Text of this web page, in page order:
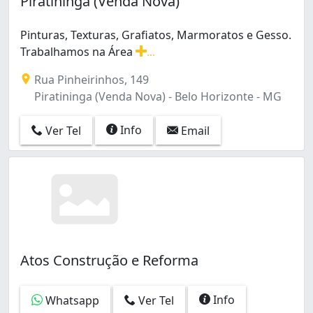
Calafate (1)
Candelária (1)
Cardoso (Barreiro) (1)
Carlos Prates (6)
Casa Branca (2)
Castelo (7)
Centro (14)
Cidade Nova (1)
Colégio Batista (1)
Estrela do Oriente (1)
Floramar (1)
Floresta (3)
Pinturas, Texturas, Grafiatos, Marmoratos e Gesso.
Trabalhamos na Área
Rua Pinheirinhos, 149
Piratininga (Venda Nova) - Belo Horizonte - MG
Ver Tel Info Email
Atos Construção e Reforma
Whatsapp Ver Tel Info